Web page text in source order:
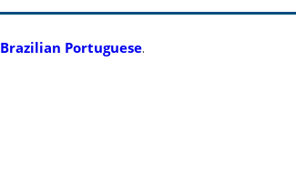
Brazilian Portuguese.